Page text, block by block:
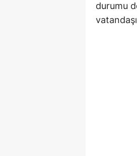
durumu